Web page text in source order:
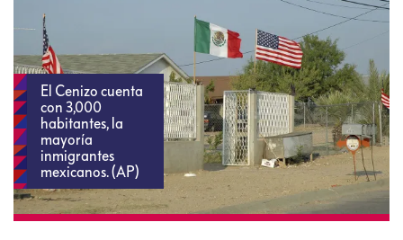
El Cenizo cuenta
con 3,000
habitantes, la
mayoría
inmigrantes
mexicanos. (AP)